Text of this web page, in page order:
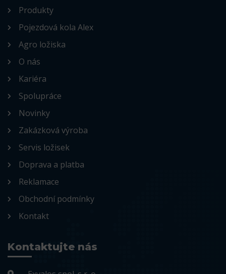
Produkty
Pojezdová kola Alex
Agro ložiska
O nás
Kariéra
Spolupráce
Novinky
Zakázková výroba
Servis ložisek
Doprava a platba
Reklamace
Obchodní podmínky
Kontakt
Kontaktujte nás